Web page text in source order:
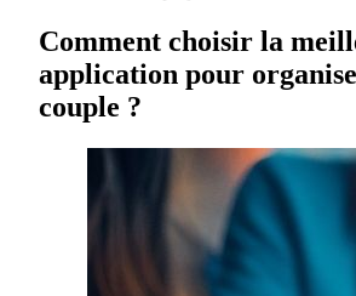
Comment choisir la
application pour
couple ?